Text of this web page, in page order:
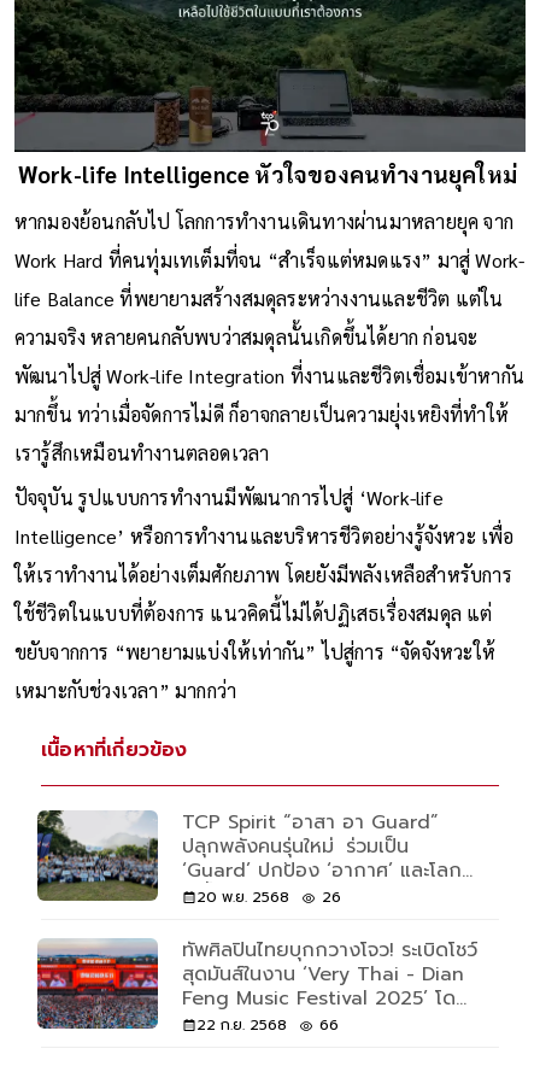
Work-life Intelligence หัวใจของคนทำงานยุคใหม่
หากมองย้อนกลับไป โลกการทำงานเดินทางผ่านมาหลายยุค จาก
Work Hard ที่คนทุ่มเทเต็มที่จน “สำเร็จแต่หมดแรง” มาสู่ Work-
life Balance ที่พยายามสร้างสมดุลระหว่างงานและชีวิต แต่ใน
ความจริง หลายคนกลับพบว่าสมดุลนั้นเกิดขึ้นได้ยาก ก่อนจะ
พัฒนาไปสู่ Work-life Integration ที่งานและชีวิตเชื่อมเข้าหากัน
มากขึ้น ทว่าเมื่อจัดการไม่ดี ก็อาจกลายเป็นความยุ่งเหยิงที่ทำให้
เรารู้สึกเหมือนทำงานตลอดเวลา
ปัจจุบัน รูปแบบการทำงานมีพัฒนาการไปสู่ ‘Work-life
Intelligence’ หรือการทำงานและบริหารชีวิตอย่างรู้จังหวะ เพื่อ
ให้เราทำงานได้อย่างเต็มศักยภาพ โดยยังมีพลังเหลือสำหรับการ
ใช้ชีวิตในแบบที่ต้องการ แนวคิดนี้ไม่ได้ปฏิเสธเรื่องสมดุล แต่
ขยับจากการ “พยายามแบ่งให้เท่ากัน” ไปสู่การ “จัดจังหวะให้
เหมาะกับช่วงเวลา” มากกว่า
เนื้อหาที่เกี่ยวข้อง
TCP Spirit “อาสา อา Guard”
ปลุกพลังคนรุ่นใหม่ ร่วมเป็น
‘Guard’ ปกป้อง ‘อากาศ’ และโลก
ใบนี้ไปด้วยกัน
20 พ.ย. 2568 26
ทัพศิลปินไทยบุกกวางโจว! ระเบิดโชว์
สุดมันส์ในงาน ‘Very Thai - Dian
Feng Music Festival 2025’ โดย
เรดบูล ภายใต้กลุ่มธุรกิจ TCP
22 ก.ย. 2568 66